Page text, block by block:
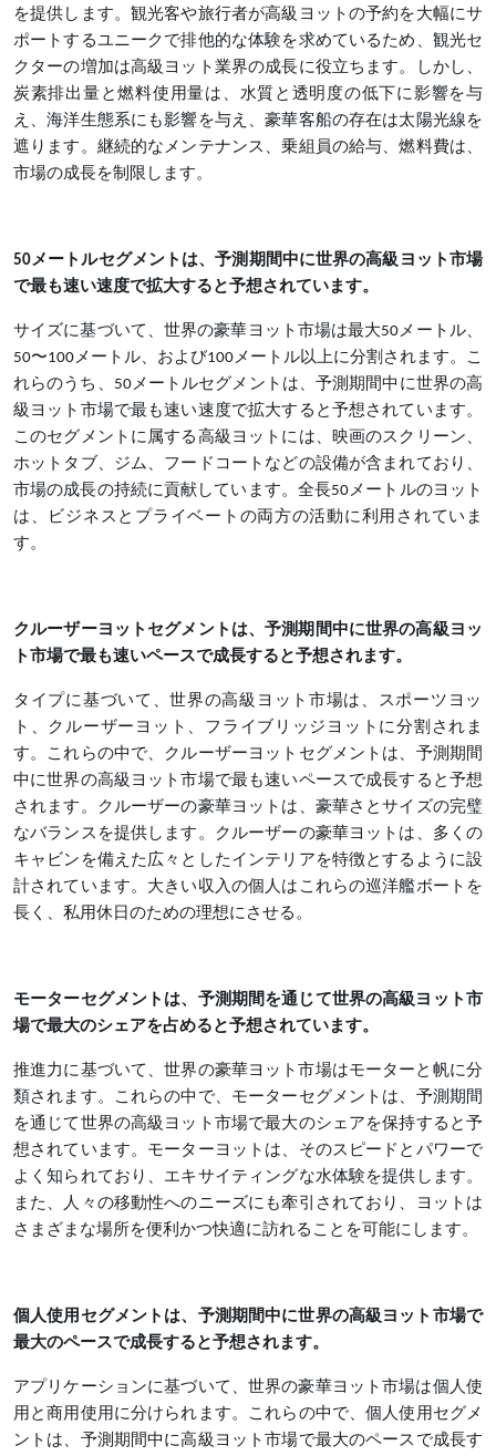
を提供します。観光客や旅行者が高級ヨットの予約を大幅にサ
ポートするユニークで排他的な体験を求めているため、観光セ
クターの増加は高級ヨット業界の成長に役立ちます。しかし、
炭素排出量と燃料使用量は、水質と透明度の低下に影響を与
え、海洋生態系にも影響を与え、豪華客船の存在は太陽光線を
遮ります。継続的なメンテナンス、乗組員の給与、燃料費は、
市場の成長を制限します。
50メートルセグメントは、予測期間中に世界の高級ヨット市場
で最も速い速度で拡大すると予想されています。
サイズに基づいて、世界の豪華ヨット市場は最大50メートル、
50〜100メートル、および100メートル以上に分割されます。こ
れらのうち、50メートルセグメントは、予測期間中に世界の高
級ヨット市場で最も速い速度で拡大すると予想されています。
このセグメントに属する高級ヨットには、映画のスクリーン、
ホットタブ、ジム、フードコートなどの設備が含まれており、
市場の成長の持続に貢献しています。全長50メートルのヨット
は、ビジネスとプライベートの両方の活動に利用されていま
す。
クルーザーヨットセグメントは、予測期間中に世界の高級ヨッ
ト市場で最も速いペースで成長すると予想されます。
タイプに基づいて、世界の高級ヨット市場は、スポーツヨッ
ト、クルーザーヨット、フライブリッジヨットに分割されま
す。これらの中で、クルーザーヨットセグメントは、予測期間
中に世界の高級ヨット市場で最も速いペースで成長すると予想
されます。クルーザーの豪華ヨットは、豪華さとサイズの完璧
なバランスを提供します。クルーザーの豪華ヨットは、多くの
キャビンを備えた広々としたインテリアを特徴とするように設
計されています。大きい収入の個人はこれらの巡洋艦ボートを
長く、私用休日のための理想にさせる。
モーターセグメントは、予測期間を通じて世界の高級ヨット市
場で最大のシェアを占めると予想されています。
推進力に基づいて、世界の豪華ヨット市場はモーターと帆に分
類されます。これらの中で、モーターセグメントは、予測期間
を通じて世界の高級ヨット市場で最大のシェアを保持すると予
想されています。モーターヨットは、そのスピードとパワーで
よく知られており、エキサイティングな水体験を提供します。
また、人々の移動性へのニーズにも牽引されており、ヨットは
さまざまな場所を便利かつ快適に訪れることを可能にします。
個人使用セグメントは、予測期間中に世界の高級ヨット市場で
最大のペースで成長すると予想されます。
アプリケーションに基づいて、世界の豪華ヨット市場は個人使
用と商用使用に分けられます。これらの中で、個人使用セグメ
ントは、予測期間中に高級ヨット市場で最大のペースで成長す